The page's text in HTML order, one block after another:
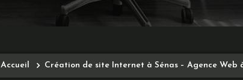
Accueil Création de site Internet à Sénas – Agence Web